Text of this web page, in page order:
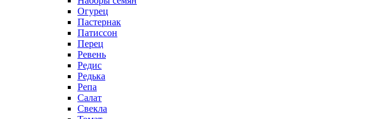
Огурец
Пастернак
Патиссон
Перец
Ревень
Редис
Редька
Репа
Салат
Свекла